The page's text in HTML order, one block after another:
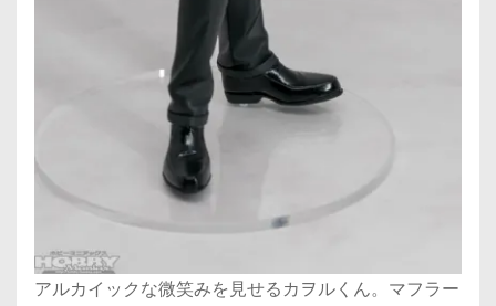
アルカイックな微笑みを見せるカヲルくん。マフラー